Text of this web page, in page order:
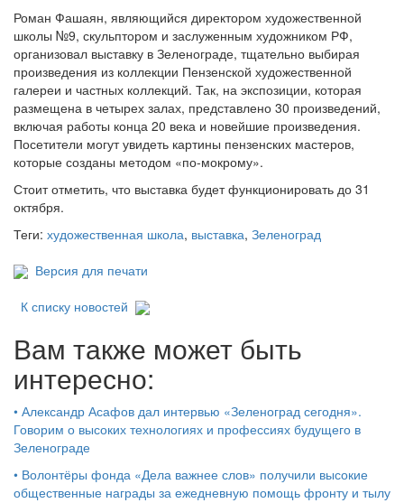
Роман Фашаян, являющийся директором художественной
школы №9, скульптором и заслуженным художником РФ,
организовал выставку в Зеленограде, тщательно выбирая
произведения из коллекции Пензенской художественной
галереи и частных коллекций. Так, на экспозиции, которая
размещена в четырех залах, представлено 30 произведений,
включая работы конца 20 века и новейшие произведения.
Посетители могут увидеть картины пензенских мастеров,
которые созданы методом «по-мокрому».
Стоит отметить, что выставка будет функционировать до 31
октября.
Теги: художественная школа, выставка, Зеленоград
Версия для печати
К списку новостей
Вам также может быть
интересно:
• Александр Асафов дал интервью «Зеленоград сегодня».
Говорим о высоких технологиях и профессиях будущего в
Зеленограде
• Волонтёры фонда «Дела важнее слов» получили высокие
общественные награды за ежедневную помощь фронту и тылу